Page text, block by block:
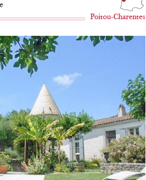
Poitou-Charentes